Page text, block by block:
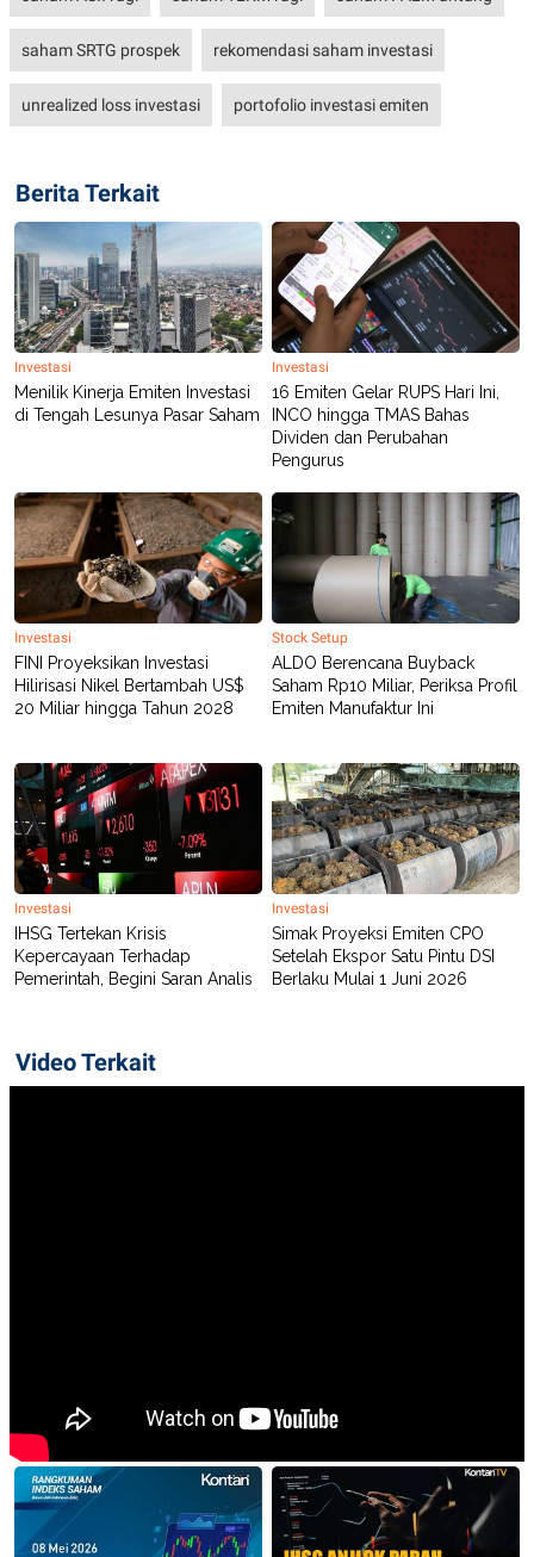
saham SRTG prospek rekomendasi saham investasi
unrealized loss investasi portofolio investasi emiten
Berita Terkait
Investasi
Menilik Kinerja Emiten Investasi
di Tengah Lesunya Pasar Saham
Investasi
16 Emiten Gelar RUPS Hari Ini,
INCO hingga TMAS Bahas
Dividen dan Perubahan
Pengurus
Investasi
FINI Proyeksikan Investasi
Hilirisasi Nikel Bertambah US$
20 Miliar hingga Tahun 2028
Stock Setup
ALDO Berencana Buyback
Saham Rp10 Miliar, Periksa Profil
Emiten Manufaktur Ini
Investasi
IHSG Tertekan Krisis
Kepercayaan Terhadap
Pemerintah, Begini Saran Analis
Investasi
Simak Proyeksi Emiten CPO
Setelah Ekspor Satu Pintu DSI
Berlaku Mulai 1 Juni 2026
Video Terkait